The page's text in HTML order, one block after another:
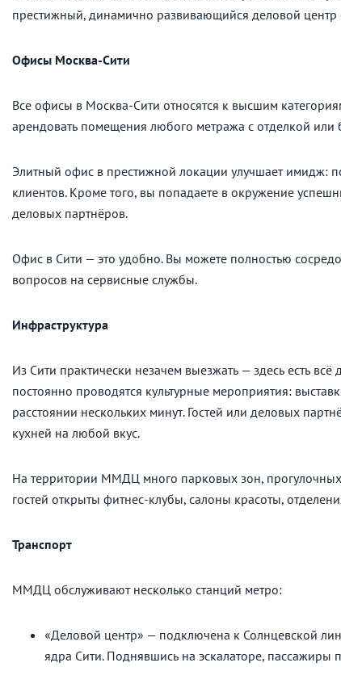
престижный, динамично развивающийся деловой
Офисы Москва-Сити
Все офисы в Москва-Сити относятся к высшим
арендовать помещения любого метража с отделкой или
Элитный офис в престижной локации улучшает имидж:
клиентов. Кроме того, вы попадаете в окружение
деловых партнёров.
Офис в Сити — это удобно. Вы можете полностью
вопросов на сервисные службы.
Инфраструктура
Из Сити практически незачем выезжать — здесь есть
постоянно проводятся культурные мероприятия:
расстоянии нескольких минут. Гостей или деловых
кухней на любой вкус.
На территории ММДЦ много парковых зон,
гостей открыты фитнес-клубы, салоны красоты,
Транспорт
ММДЦ обслуживают несколько станций метро:
«Деловой центр» — подключена к Солнцевской
ядра Сити. Поднявшись на эскалаторе,